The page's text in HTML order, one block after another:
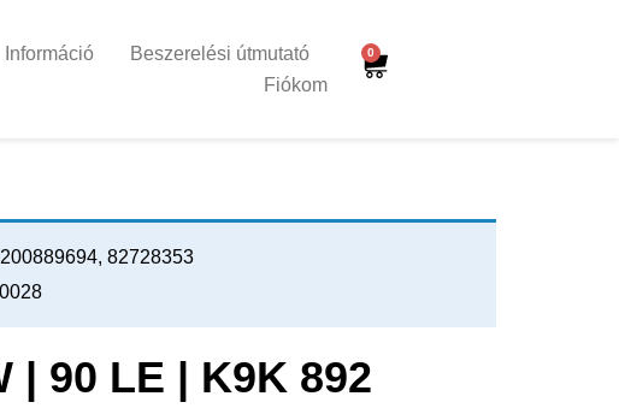
Információ
Beszerelési útmutató
Fiókom
0
82728353
| 90 LE | K9K 892